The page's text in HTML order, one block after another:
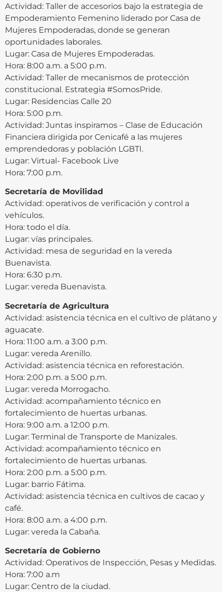
Actividad: Taller de accesorios bajo la estrategia de
Empoderamiento Femenino liderado por Casa de
Mujeres Empoderadas, donde se generan
oportunidades laborales.
Lugar: Casa de Mujeres Empoderadas.
Hora: 8:00 a.m. a 5:00 p.m.
Actividad: Taller de mecanismos de protección
constitucional. Estrategia #SomosPride.
Lugar: Residencias Calle 20
Hora: 5:00 p.m.
Actividad: Juntas inspiramos – Clase de Educación
Financiera dirigida por Cenicafé a las mujeres
emprendedoras y población LGBTI.
Lugar: Virtual- Facebook Live
Hora: 7:00 p.m.
Secretaría de Movilidad
Actividad: operativos de verificación y control a
vehículos.
Hora: todo el día.
Lugar: vías principales.
Actividad: mesa de seguridad en la vereda
Buenavista.
Hora: 6:30 p.m.
Lugar: vereda Buenavista.
Secretaría de Agricultura
Actividad: asistencia técnica en el cultivo de plátano y
aguacate.
Hora: 11:00 a.m. a 3:00 p.m.
Lugar: vereda Arenillo.
Actividad: asistencia técnica en reforestación.
Hora: 2:00 p.m. a 5:00 p.m.
Lugar: vereda Morrogacho.
Actividad: acompañamiento técnico en
fortalecimiento de huertas urbanas.
Hora: 9:00 a.m. a 12:00 p.m.
Lugar: Terminal de Transporte de Manizales.
Actividad: acompañamiento técnico en
fortalecimiento de huertas urbanas.
Hora: 2:00 p.m. a 5:00 p.m.
Lugar: barrio Fátima.
Actividad: asistencia técnica en cultivos de cacao y
café.
Hora: 8:00 a.m. a 4:00 p.m.
Lugar: vereda la Cabaña.
Secretaría de Gobierno
Actividad: Operativos de Inspección, Pesas y Medidas.
Hora: 7:00 a.m
Lugar: Centro de la ciudad.